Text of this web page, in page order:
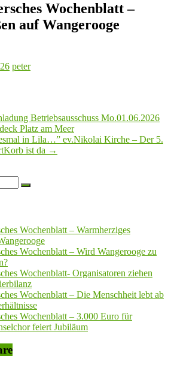
Wochenblatt –
auf Wangerooge
peter
Betriebsausschuss Mo.01.06.2026
Platz am Meer
in Lila…” ev.Nikolai Kirche – Der 5.
ist da →
Wochenblatt – Warmherziges
Wochenblatt – Wird Wangerooge zu
Wochenblatt- Organisatoren ziehen
Wochenblatt – Die Menschheit lebt ab
Wochenblatt – 3.000 Euro für
feiert Jubiläum